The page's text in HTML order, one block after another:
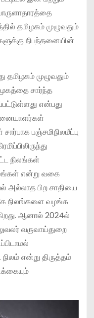
தமிழகம் முழுவதும்
நிபந்தனையின்
தமிழகம் முழுவதும்
சார்ந்த
என்பது
பஞ்சமிநிலமீட்பு
நிலங்கள்
என்று வகை
அல்லாத பிற சாதியை
நிலங்களை வழங்க
ஆனால் 2024ல்
வருவாய்துறை
என்று திருத்தம்